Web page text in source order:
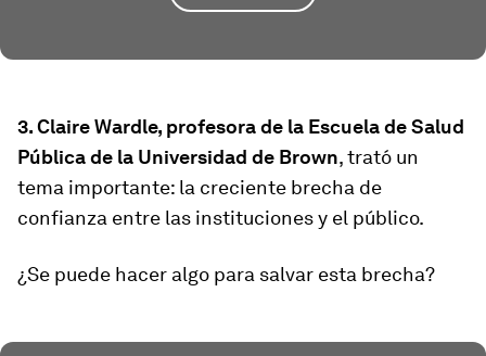
3. Claire Wardle, profesora de la Escuela de Salud
Pública de la Universidad de Brown, trató un
tema importante: la creciente brecha de
confianza entre las instituciones y el público.
¿Se puede hacer algo para salvar esta brecha?